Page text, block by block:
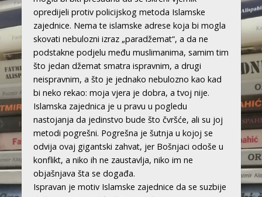
opredijeli protiv policijskog metoda Islamske
zajednice. Nema te islamske adrese koja bi mogla
skovati nebulozni izraz „paradžemat“, a da ne
podstakne podjelu među muslimanima, samim tim
što jedan džemat smatra ispravnim, a drugi
neispravnim, a što je jednako nebulozno kao kad
bi neko rekao: moja vjera je dobra, a tvoj nije.
Islamska zajednica je u pravu u pogledu
nastojanja da jedinstvo bude što čvršće, ali su joj
metodi pogrešni. Pogrešna je šutnja u kojoj se
odvija ovaj gigantski zahvat, jer Bošnjaci odoše u
konflikt, a niko ih ne zaustavlja, niko im ne
objašnjava šta se događa.
Ispravan je motiv Islamske zajednice da se suzbije